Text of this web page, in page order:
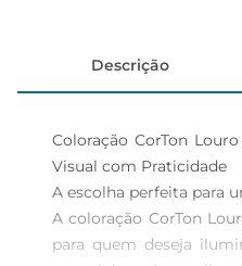
Descrição
Coloração CorTon
Visual com Praticidade
A escolha perfeita para
A coloração CorTon
para quem deseja